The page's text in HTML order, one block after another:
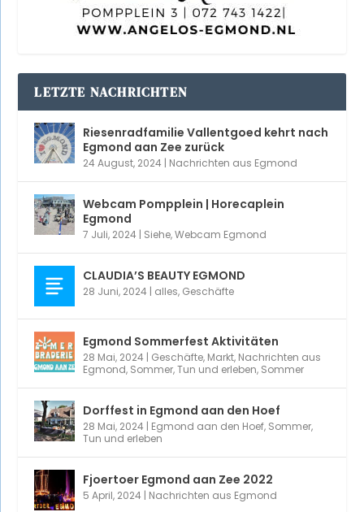
LETZTE NACHRICHTEN
Riesenradfamilie Vallentgoed kehrt nach
Egmond aan Zee zurück
24 August, 2024 | Nachrichten aus Egmond
Webcam Pompplein | Horecaplein
Egmond
7 Juli, 2024 | Siehe,Webcam Egmond
CLAUDIA’S BEAUTY EGMOND
28 Juni, 2024 | alles, Geschäfte
Egmond Sommerfest Aktivitäten
28 Mai, 2024 | Geschäfte, Markt, Nachrichten aus
Egmond, Sommer,Tun und erleben, Sommer
Dorffest in Egmond aan den Hoef
28 Mai, 2024 | Egmond aan den Hoef, Sommer,
Tun und erleben
Fjoertoer Egmond aan Zee 2022
5 April, 2024 | Nachrichten aus Egmond